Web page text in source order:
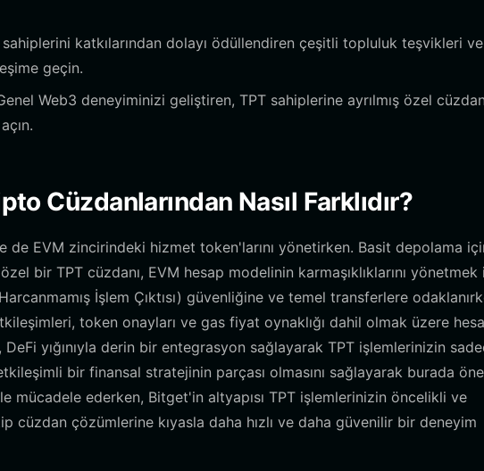
sahiplerini katkılarından dolayı ödüllendiren çeşitli topluluk teşvikleri ve
geçin.
Web3 deneyiminizi geliştiren, TPT sahiplerine ayrılmış özel cüzdan
Cüzdanlarından Nasıl Farklıdır?
de EVM zincirindeki hizmet token'larını yönetirken. Basit depolama
bir TPT cüzdanı, EVM hesap modelinin karmaşıklıklarını yönetmek
İşlem Çıktısı) güvenliğine ve temel transferlere
token onayları ve gas fiyat oynaklığı dahil olmak üzere
yığınıyla derin bir entegrasyon sağlayarak TPT işlemlerinizin
bir finansal stratejinin parçası olmasını sağlayarak burada öne
ile mücadele ederken, Bitget'in altyapısı TPT işlemlerinizin öncelikli ve
çözümlerine kıyasla daha hızlı ve daha güvenilir bir deneyim